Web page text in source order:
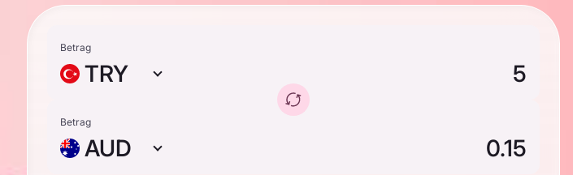
Betrag
TRY
Betrag
AUD